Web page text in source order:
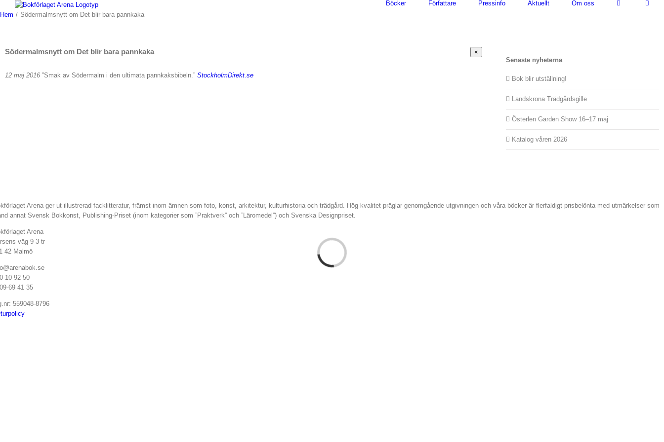
Fortsätt
till
Böcker Författare Pressinfo Aktuellt
Om oss
Hem / Södermalmsnytt om Det blir bara pannkaka
Södermalmsnytt om Det blir bara pannkaka
12 maj 2016 ”Smak av Södermalm i den ultimata pannkaksbibeln.” StockholmDirekt.se
Senaste nyheterna
Bok blir utställning!
Landskrona Trädgårdsgille
Österlen Garden Show 16–17 maj
Katalog våren 2026
Stäng
snabbvy
×
Arena ger ut illustrerad facklitteratur, främst inom ämnen som foto, konst, arkitektur, kulturhistoria och trädgård. Hög kvalitet präglar genomgående utgivningen och våra böcker är flerfaldigt prisbelönta med utmärkelser som
annat Svensk Bokkonst, Publishing-Priset (inom kategorier som ”Praktverk” och ”Läromedel”) och Svenska Designpriset.
Arena
väg 9 3 tr
42 Malmö
10 92 50
69 41 35
559048-8796